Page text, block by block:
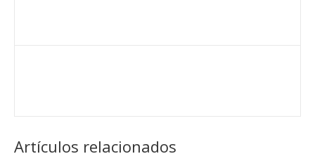
Artículos relacionados